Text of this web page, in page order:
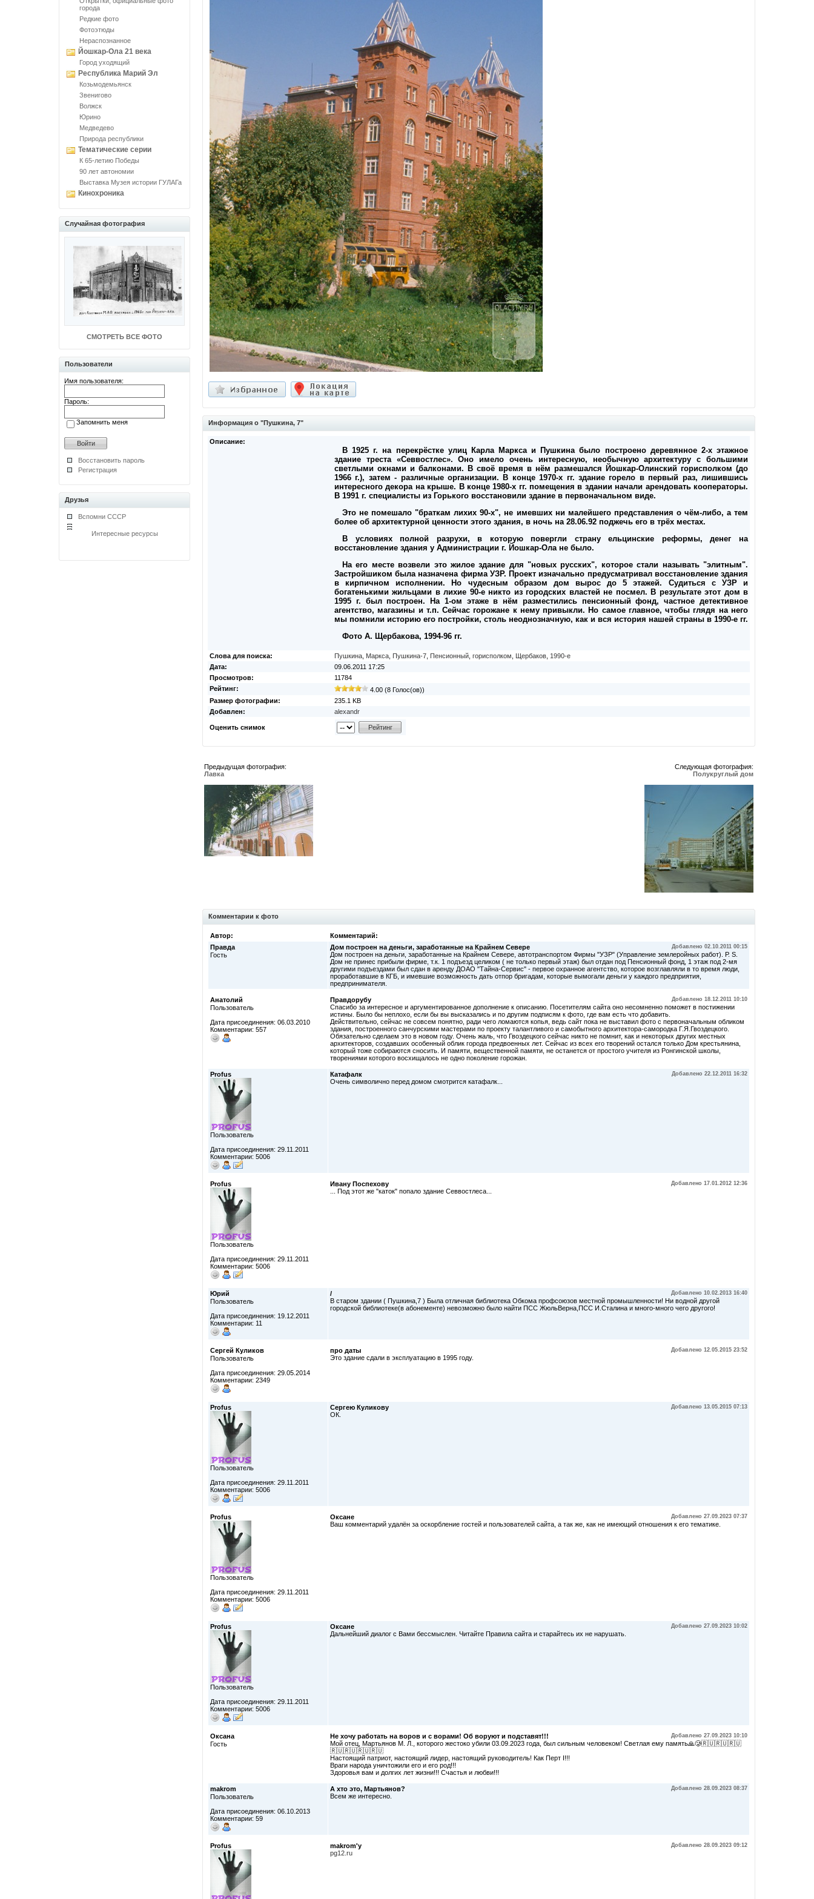
города
Редкие фото
Фотоэтюды
Нераспознанное
Йошкар-Ола 21 века
Город уходящий
Республика Марий Эл
Козьмодемьянск
Звенигово
Волжск
Юрино
Медведево
Природа республики
Тематические серии
К 65-летию Победы
90 лет автономии
Выставка Музея истории ГУЛАГа
Кинохроника
Случайная фотография
СМОТРЕТЬ ВСЕ ФОТО
Пользователи
Имя пользователя:
Пароль:
Запомнить меня
Восстановить пароль
Регистрация
Друзья
Вспомни СССР
Интересные ресурсы
Информация о "Пушкина, 7"
Описание:
В 1925 г. на перекрёстке улиц Карла Маркса и Пушкина было построено деревянное 2-х этажное
здание треста «Севвостлес». Оно имело очень интересную, необычную архитектуру с большими
светлыми окнами и балконами. В своё время в нём размешался Йошкар-Олинский горисполком (до
1966 г.), затем - различные организации. В конце 1970-х гг. здание горело в первый раз, лишившись
интересного декора на крыше. В конце 1980-х гг. помещения в здании начали арендовать кооператоры.
В 1991 г. специалисты из Горького восстановили здание в первоначальном виде.
Это не помешало "браткам лихих 90-х", не имевших ни малейшего представления о чём-либо, а тем
более об архитектурной ценности этого здания, в ночь на 28.06.92 поджечь его в трёх местах.
В условиях полной разрухи, в которую повергли страну ельцинские реформы, денег на
восстановление здания у Администрации г. Йошкар-Ола не было.
На его месте возвели это жилое здание для "новых русских", которое стали называть "элитным".
Застройшиком была назначена фирма УЗР. Проект изначально предусматривал восстановление здания
в кирпичном исполнении. Но чудесным образом дом вырос до 5 этажей. Судиться с УЗР и
богатенькими жильцами в лихие 90-е никто из городских властей не посмел. В результате этот дом в
1995 г. был построен. На 1-ом этаже в нём разместились пенсионный фонд, частное детективное
агентство, магазины и т.п. Сейчас горожане к нему привыкли. Но самое главное, чтобы глядя на него
мы помнили историю его постройки, столь неоднозначную, как и вся история нашей страны в 1990-е гг.
Фото А. Щербакова, 1994-96 гг.
Слова для поиска: Пушкина Маркса Пушкина-7 Пенсионный горисполком Щербаков 1990-е
Дата:
09.06.2011 17:25
Просмотров:
11784
Рейтинг:
4.00 (8 Голос(ов))
Размер фотографии:
235.1 KB
Добавлен:
alexandr
Оценить снимок
Предыдущая фотография:
Лавка
Следующая фотография:
Полукруглый дом
Комментарии к фото
Автор:
Комментарий:
Правда
Гость
Дом построен на деньги, заработанные на Крайнем Севере Добавлено 02.10.2011 00:15
Дом построен на деньги, заработанные на Крайнем Севере, автотранспортом Фирмы "УЗР" (Управление землеройных работ). Р. S.
Дом не принес прибыли фирме, т.к. 1 подъезд целиком ( не только первый этаж) был отдан под Пенсионный фонд, 1 этаж под 2-мя
другими подъездами был сдан в аренду ДОАО "Тайна-Сервис" - первое охранное агентство, которое возглавляли в то время люди,
проработавшие в КГБ, и имевшие возможность дать отпор бригадам, которые вымогали деньги у каждого предприятия,
предпринимателя.
Анатолий
Пользователь
Дата присоединения: 06.03.2010
Комментарии: 557
Правдорубу Добавлено 18.12.2011 10:10
Спасибо за интересное и аргументированное дополнение к описанию. Посетителям сайта оно несомненно поможет в постижении
истины. Было бы неплохо, если бы вы высказались и по другим подписям к фото, где вам есть что добавить.
Действительно, сейчас не совсем понятно, ради чего ломаются копья, ведь сайт пока не выставил фото с первоначальным обликом
здания, построенного санчурскими мастерами по проекту талантливого и самобытного архитектора-самородка Г.Я.Гвоздецкого.
Обязательно сделаем это в новом году. Очень жаль, что Гвоздецкого сейчас никто не помнит, как и некоторых других местных
архитекторов, создавших особенный облик города предвоенных лет. Сейчас из всех его творений остался только Дом крестьянина,
который тоже собираются сносить. И памяти, вещественной памяти, не останется от простого учителя из Ронгинской школы,
творениями которого восхищалось не одно поколение горожан.
Profus
Пользователь
Дата присоединения: 29.11.2011
Комментарии: 5006
Катафалк Добавлено 22.12.2011 16:32
Очень символично перед домом смотрится катафалк...
Profus
Пользователь
Дата присоединения: 29.11.2011
Комментарии: 5006
Ивану Поспехову Добавлено 17.01.2012 12:36
... Под этот же "каток" попало здание Севвостлеса...
Юрий
Пользователь
Дата присоединения: 19.12.2011
Комментарии: 11
/ Добавлено 10.02.2013 16:40
В старом здании ( Пушкина,7 ) Была отличная библиотека Обкома профсоюзов местной промышленности! Ни водной другой
городской библиотеке(в абонементе) невозможно было найти ПСС ЖюльВерна,ПСС И.Сталина и много-много чего другого!
Сергей Куликов
Пользователь
Дата присоединения: 29.05.2014
Комментарии: 2349
про даты Добавлено 12.05.2015 23:52
Это здание сдали в эксплуатацию в 1995 году.
Profus
Пользователь
Дата присоединения: 29.11.2011
Комментарии: 5006
Сергею Куликову Добавлено 13.05.2015 07:13
ОК.
Profus
Пользователь
Дата присоединения: 29.11.2011
Комментарии: 5006
Оксане Добавлено 27.09.2023 07:37
Ваш комментарий удалён за оскорбление гостей и пользователей сайта, а так же, как не имеющий отношения к его тематике.
Profus
Пользователь
Дата присоединения: 29.11.2011
Комментарии: 5006
Оксане Добавлено 27.09.2023 10:02
Дальнейший диалог с Вами бессмыслен. Читайте Правила сайта и старайтесь их не нарушать.
Оксана
Гость
Не хочу работать на воров и с ворами! Об воруют и подставят!!! Добавлено 27.09.2023 10:10
Мой отец, Мартьянов М. Л., которого жестоко убили 03.09.2023 года, был сильным человеком! Светлая ему память🙏🥲🇷🇺🇷🇺🇷🇺
🇷🇺🇷🇺🇷🇺🇷🇺
Настоящий патриот, настоящий лидер, настоящий руководитель! Как Перт I!!!
Враги народа уничтожили его и его род!!!
Здоровья вам и долгих лет жизни!!! Счастья и любви!!!
makrom
Пользователь
Дата присоединения: 06.10.2013
Комментарии: 59
А хто это, Мартьянов? Добавлено 28.09.2023 08:37
Всем же интересно.
Profus makrom'у Добавлено 28.09.2023 09:12
pg12.ru